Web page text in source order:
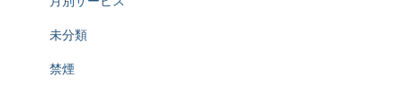
未分類
禁煙